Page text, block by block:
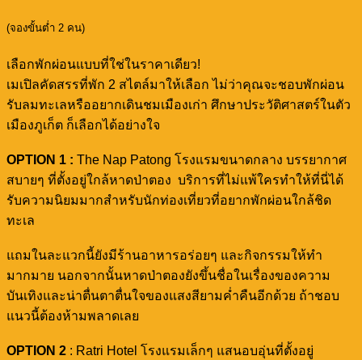
(จองขั้นต่ำ 2 คน)
เลือกพักผ่อนแบบที่ใช่ในราคาเดียว!
เมเปิลคัดสรรที่พัก 2 สไตล์มาให้เลือก ไม่ว่าคุณจะชอบพักผ่อน
รับลมทะเลหรืออยากเดินชมเมืองเก่า ศึกษาประวัติศาสตร์ในตัว
เมืองภูเก็ต ก็เลือกได้อย่างใจ
OPTION 1 : The Nap Patong โรงแรมขนาดกลาง บรรยากาศ
สบายๆ ที่ตั้งอยู่ใกล้หาดป่าตอง บริการที่ไม่แพ้ใครทำให้ที่นี่ได้
รับความนิยมมากสำหรับนักท่องเที่ยวที่อยากพักผ่อนใกล้ชิด
ทะเล
แถมในละแวกนี้ยังมีร้านอาหารอร่อยๆ และกิจกรรมให้ทำ
มากมาย นอกจากนั้นหาดป่าตองยังขึ้นชื่อในเรื่องของความ
บันเทิงและน่าตื่นตาตื่นใจของแสงสียามค่ำคืนอีกด้วย ถ้าชอบ
แนวนี้ต้องห้ามพลาดเลย
OPTION 2 : Ratri Hotel โรงแรมเล็กๆ แสนอบอุ่นที่ตั้งอยู่